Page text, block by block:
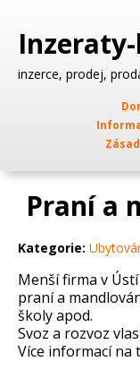
inzerce, prodej,
Praní a
Kategorie:
Menší firma v
praní a
školy apod.
Svoz a rozvoz
Více informací na